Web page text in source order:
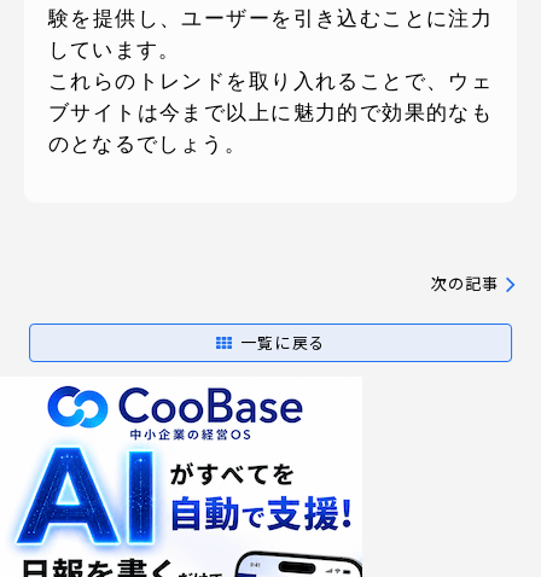
験を提供し、ユーザーを引き込むことに注力
しています。
これらのトレンドを取り入れることで、ウェ
ブサイトは今まで以上に魅力的で効果的なも
のとなるでしょう。
一覧に戻る
次の記事